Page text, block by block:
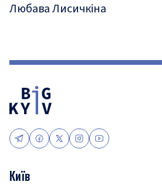
Любава Лисичкіна
Київ